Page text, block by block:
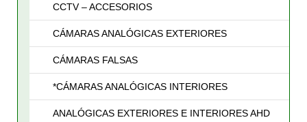
CCTV – ACCESORIOS
CÁMARAS ANALÓGICAS EXTERIORES
CÁMARAS FALSAS
*CÁMARAS ANALÓGICAS INTERIORES
ANALÓGICAS EXTERIORES E INTERIORES AHD